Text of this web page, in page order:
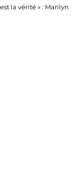
la vérité » : Marilyn